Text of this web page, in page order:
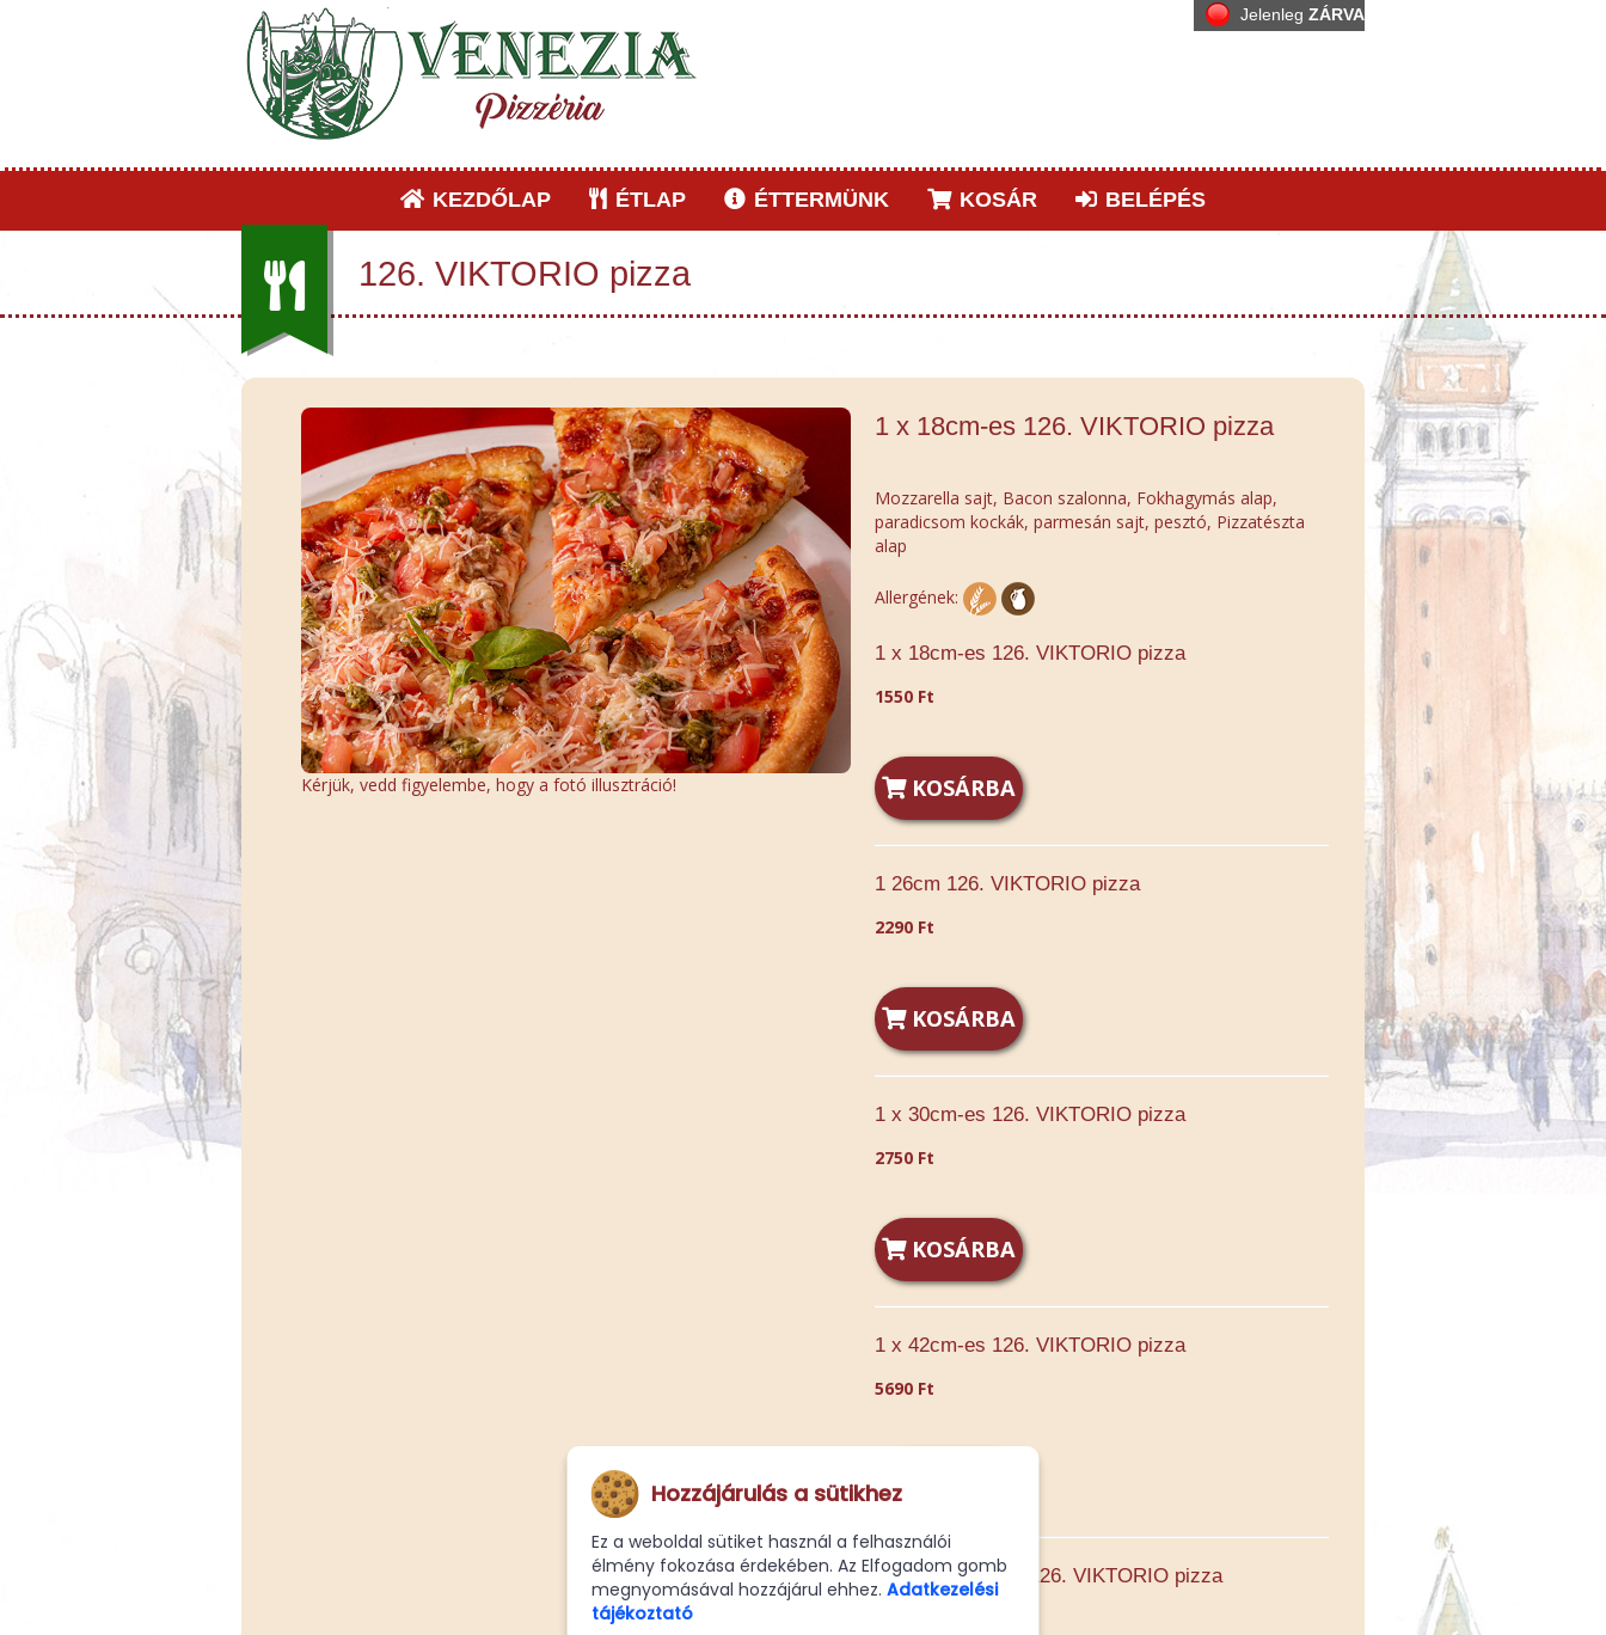
Jelenleg ZÁRVA
KEZDŐLAP ÉTLAP ÉTTERMÜNK KOSÁR BELÉPÉS
126. VIKTORIO pizza
Kérjük, vedd figyelembe, hogy a fotó illusztráció!
1 x 18cm-es 126. VIKTORIO pizza
Mozzarella sajt, Bacon szalonna, Fokhagymás alap,
paradicsom kockák, parmesán sajt, pesztó, Pizzatészta
alap
Allergének:
1 x 18cm-es 126. VIKTORIO pizza
1550 Ft
KOSÁRBA
1 26cm 126. VIKTORIO pizza
2290 Ft
KOSÁRBA
1 x 30cm-es 126. VIKTORIO pizza
2750 Ft
KOSÁRBA
1 x 42cm-es 126. VIKTORIO pizza
5690 Ft
1 -ik fele Normál 126. VIKTORIO pizza
Hozzájárulás a sütikhez
Ez a weboldal sütiket használ a felhasználói
élmény fokozása érdekében. Az Elfogadom gomb
megnyomásával hozzájárul ehhez. Adatkezelési
tájékoztató